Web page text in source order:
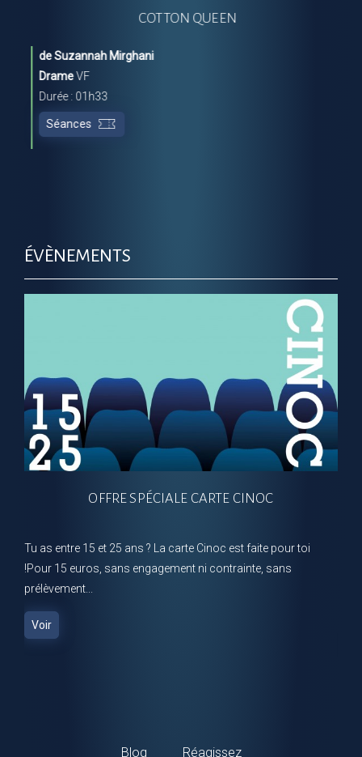
COTTON QUEEN
de Suzannah Mirghani
DrameVF
Durée : 01h33
Séances
ÉVÈNEMENTS
OFFRE SPÉCIALE CARTE CINOC
Tu as entre 15 et 25 ans ? La carte Cinoc est faite pour toi
!Pour 15 euros, sans engagement ni contrainte, sans
prélèvement...
Voir
Blog Réagissez